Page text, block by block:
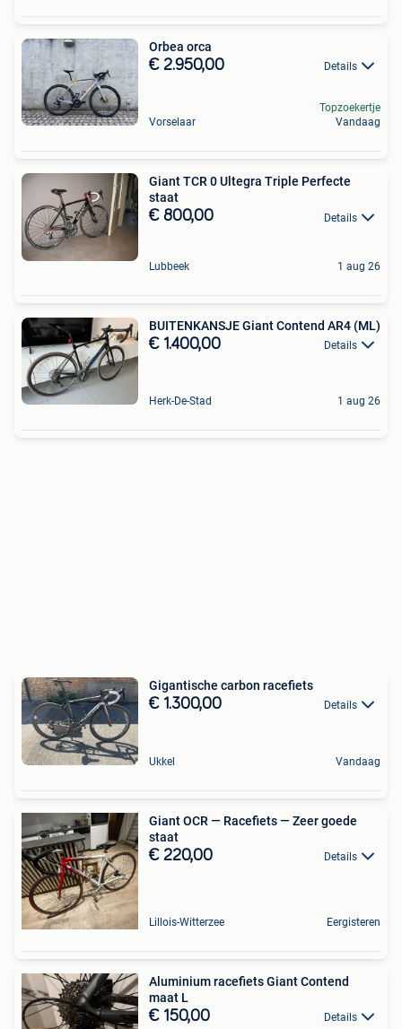
Orbea orca
€ 2.950,00 Details
Vorselaar
Topzoekertje
Vandaag
Giant TCR 0 Ultegra Triple Perfecte
staat
€ 800,00 Details
Lubbeek 1 aug 26
BUITENKANSJE Giant Contend AR4 (ML)
€ 1.400,00 Details
Herk-De-Stad 1 aug 26
Gigantische carbon racefiets
€ 1.300,00 Details
Ukkel Vandaag
Giant OCR — Racefiets — Zeer goede
staat
€ 220,00 Details
Lillois-Witterzee Eergisteren
Aluminium racefiets Giant Contend
maat L
€ 150,00 Details